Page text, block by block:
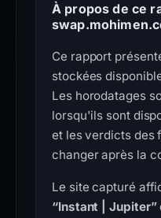
À propos de ce
Ce rapport
stockées
Les horodatages
lorsqu'ils sont
et les verdicts des
changer après la
Le site capturé
“Instant | Jupiter”